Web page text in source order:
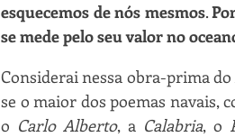
esquecemos de nós mesmos.
se mede pelo seu valor no
Considerai nessa obra-prima
se o maior dos poemas navais,
o Carlo Alberto, a Calabria, o